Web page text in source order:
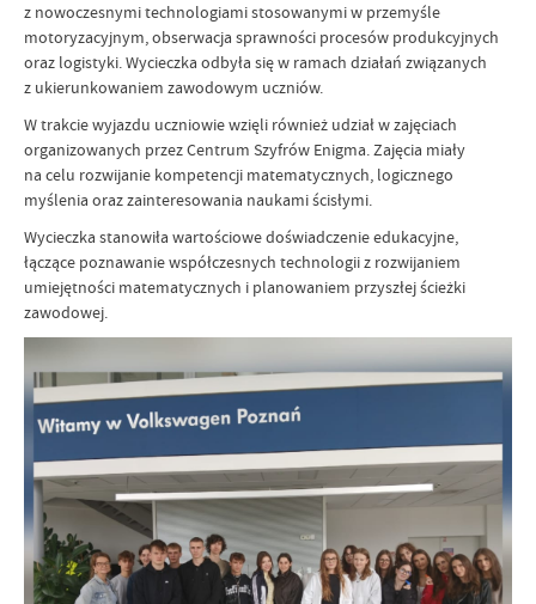
z nowoczesnymi technologiami stosowanymi w przemyśle
motoryzacyjnym, obserwacja sprawności procesów produkcyjnych
oraz logistyki. Wycieczka odbyła się w ramach działań związanych
z ukierunkowaniem zawodowym uczniów.
W trakcie wyjazdu uczniowie wzięli również udział w zajęciach
organizowanych przez Centrum Szyfrów Enigma. Zajęcia miały
na celu rozwijanie kompetencji matematycznych, logicznego
myślenia oraz zainteresowania naukami ścisłymi.
Wycieczka stanowiła wartościowe doświadczenie edukacyjne,
łączące poznawanie współczesnych technologii z rozwijaniem
umiejętności matematycznych i planowaniem przyszłej ścieżki
zawodowej.